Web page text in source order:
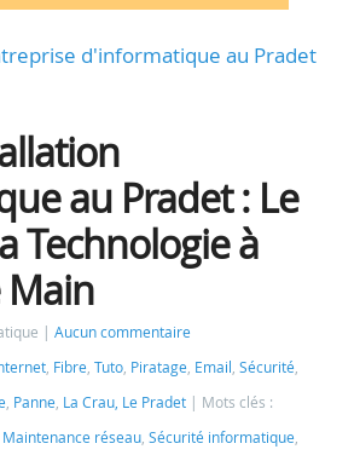
d'informatique au Pradet
au Pradet : Le
Technologie à
Main
Aucun commentaire
Fibre Tuto Piratage Email Sécurité
Panne La Crau, Le Pradet
Mots clés :
Maintenance réseau Sécurité informatique